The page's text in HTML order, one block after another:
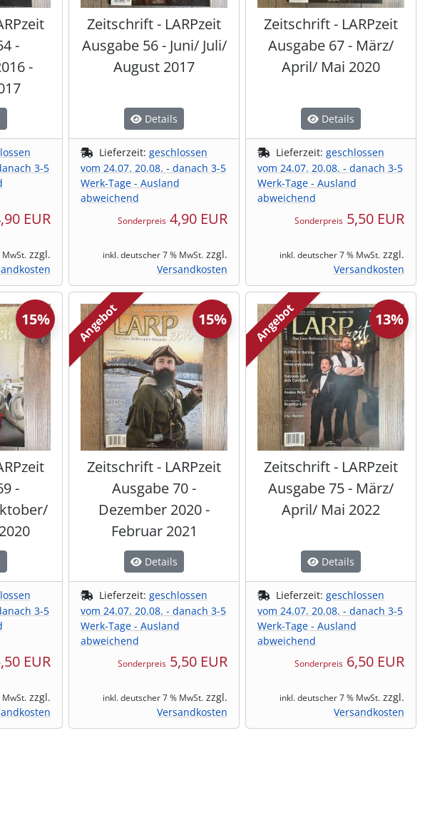
-
-
3-5
EUR
zzgl.
Zeitschrift - LARPzeit
Ausgabe 56 - Juni/ Juli/
August 2017
Details
Lieferzeit: geschlossen
vom 24.07. 20.08. - danach 3-5
Werk-Tage - Ausland
abweichend
Sonderpreis 4,90 EUR
inkl. deutscher 7 % MwSt. zzgl.
Versandkosten
Zeitschrift - LARPzeit
Ausgabe 67 - März/
April/ Mai 2020
Details
Lieferzeit: geschlossen
vom 24.07. 20.08. - danach 3-5
Werk-Tage - Ausland
abweichend
Sonderpreis 5,50 EUR
inkl. deutscher 7 % MwSt. zzgl.
Versandkosten
-
3-5
EUR
15%
zzgl.
Angebot
Zeitschrift - LARPzeit
Ausgabe 70 -
Dezember 2020 -
Februar 2021
Details
Lieferzeit: geschlossen
vom 24.07. 20.08. - danach 3-5
Werk-Tage - Ausland
abweichend
Sonderpreis 5,50 EUR
15%
inkl. deutscher 7 % MwSt. zzgl.
Versandkosten
Angebot
Zeitschrift - LARPzeit
Ausgabe 75 - März/
April/ Mai 2022
Details
Lieferzeit: geschlossen
vom 24.07. 20.08. - danach 3-5
Werk-Tage - Ausland
abweichend
Sonderpreis 6,50 EUR
13%
inkl. deutscher 7 % MwSt. zzgl.
Versandkosten